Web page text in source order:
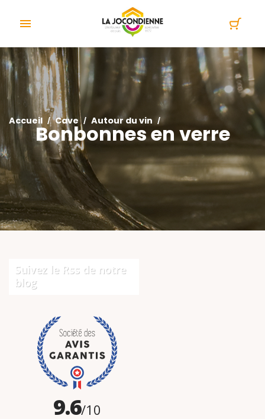

Accueil Cave Autour du vin
Bonbonnes en verre
Suivez le Rss de notre
blog
Panneau de gestion des cookies